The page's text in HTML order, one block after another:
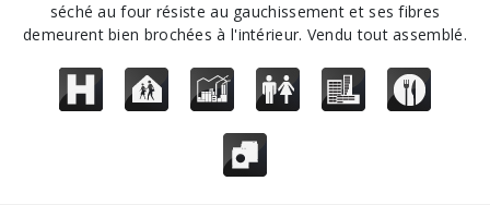
séché au four résiste au gauchissement et ses fibres
demeurent bien brochées à l'intérieur. Vendu tout assemblé.